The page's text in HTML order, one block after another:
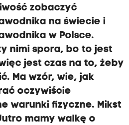
zobaczyć
na świecie i
w Polsce.
nimi spora, bo to jest
jest czas na to, żeby
Ma wzór, wie, jak
oczywiście
warunki fizyczne. Mikst
mamy walkę o